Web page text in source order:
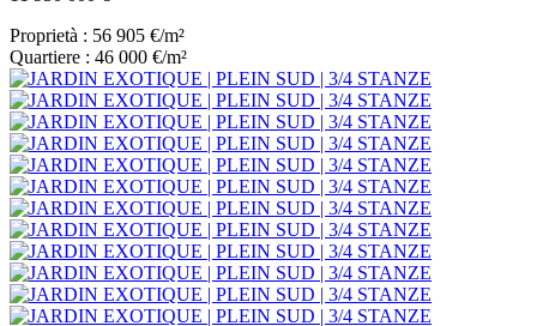
Proprietà : 56 905 €/m²
Quartiere : 46 000 €/m²